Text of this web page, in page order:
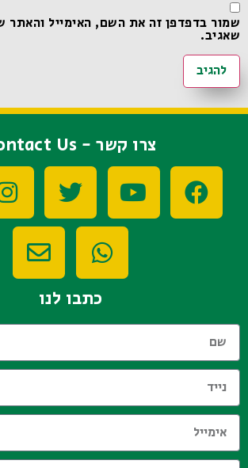
שמור בדפדפן זה את השם, האימייל והאתר
שאגיב.
צרו קשר - Contact Us
כתבו לנו